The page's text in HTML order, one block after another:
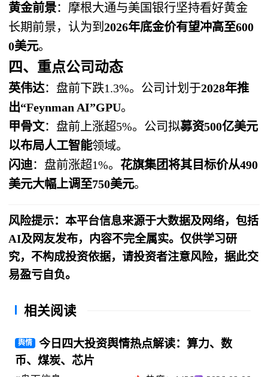
黄金前景：摩根大通与美国银行坚持看好黄金
长期前景，认为到2026年底金价有望冲高至600
0美元。
四、重点公司动态
英伟达：盘前下跌1.3%。公司计划于2028年推
出“Feynman AI”GPU。
甲骨文：盘前上涨超5%。公司拟募资500亿美元
以布局人工智能领域。
闪迪：盘前涨超1%。 花旗集团将其目标价从490
美元大幅上调至750美元。
风险提示：本平台信息来源于大数据及网络，包括
AI及网友发布，内容不完全属实。仅供学习研
究，不构成投资依据，请投资者注意风险，据此交
易盈亏自负。
相关阅读
舆情
今日四大投资舆情热点解读：算力、数
币、煤炭、芯片